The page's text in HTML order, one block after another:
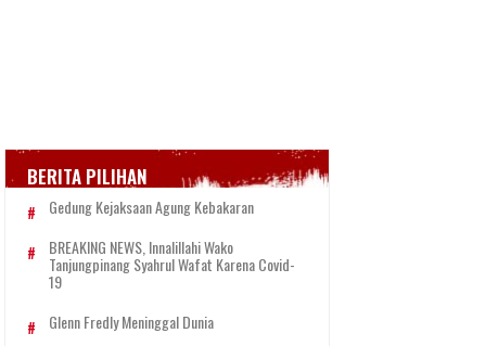
BERITA PILIHAN
Gedung Kejaksaan Agung Kebakaran
BREAKING NEWS, Innalillahi Wako
Tanjungpinang Syahrul Wafat Karena Covid-
19
Glenn Fredly Meninggal Dunia